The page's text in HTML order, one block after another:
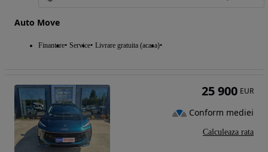
Auto Move
Finantare Service Livrare gratuita (acasa)
25 900 EUR
Conform mediei
Calculeaza rata